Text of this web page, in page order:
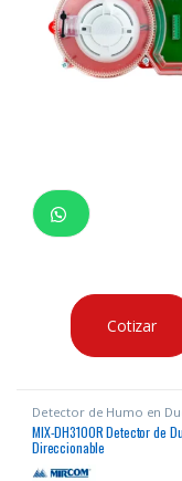
Cotizar
Detector de Humo en
MIX-DH3100R Detector de
Direccionable